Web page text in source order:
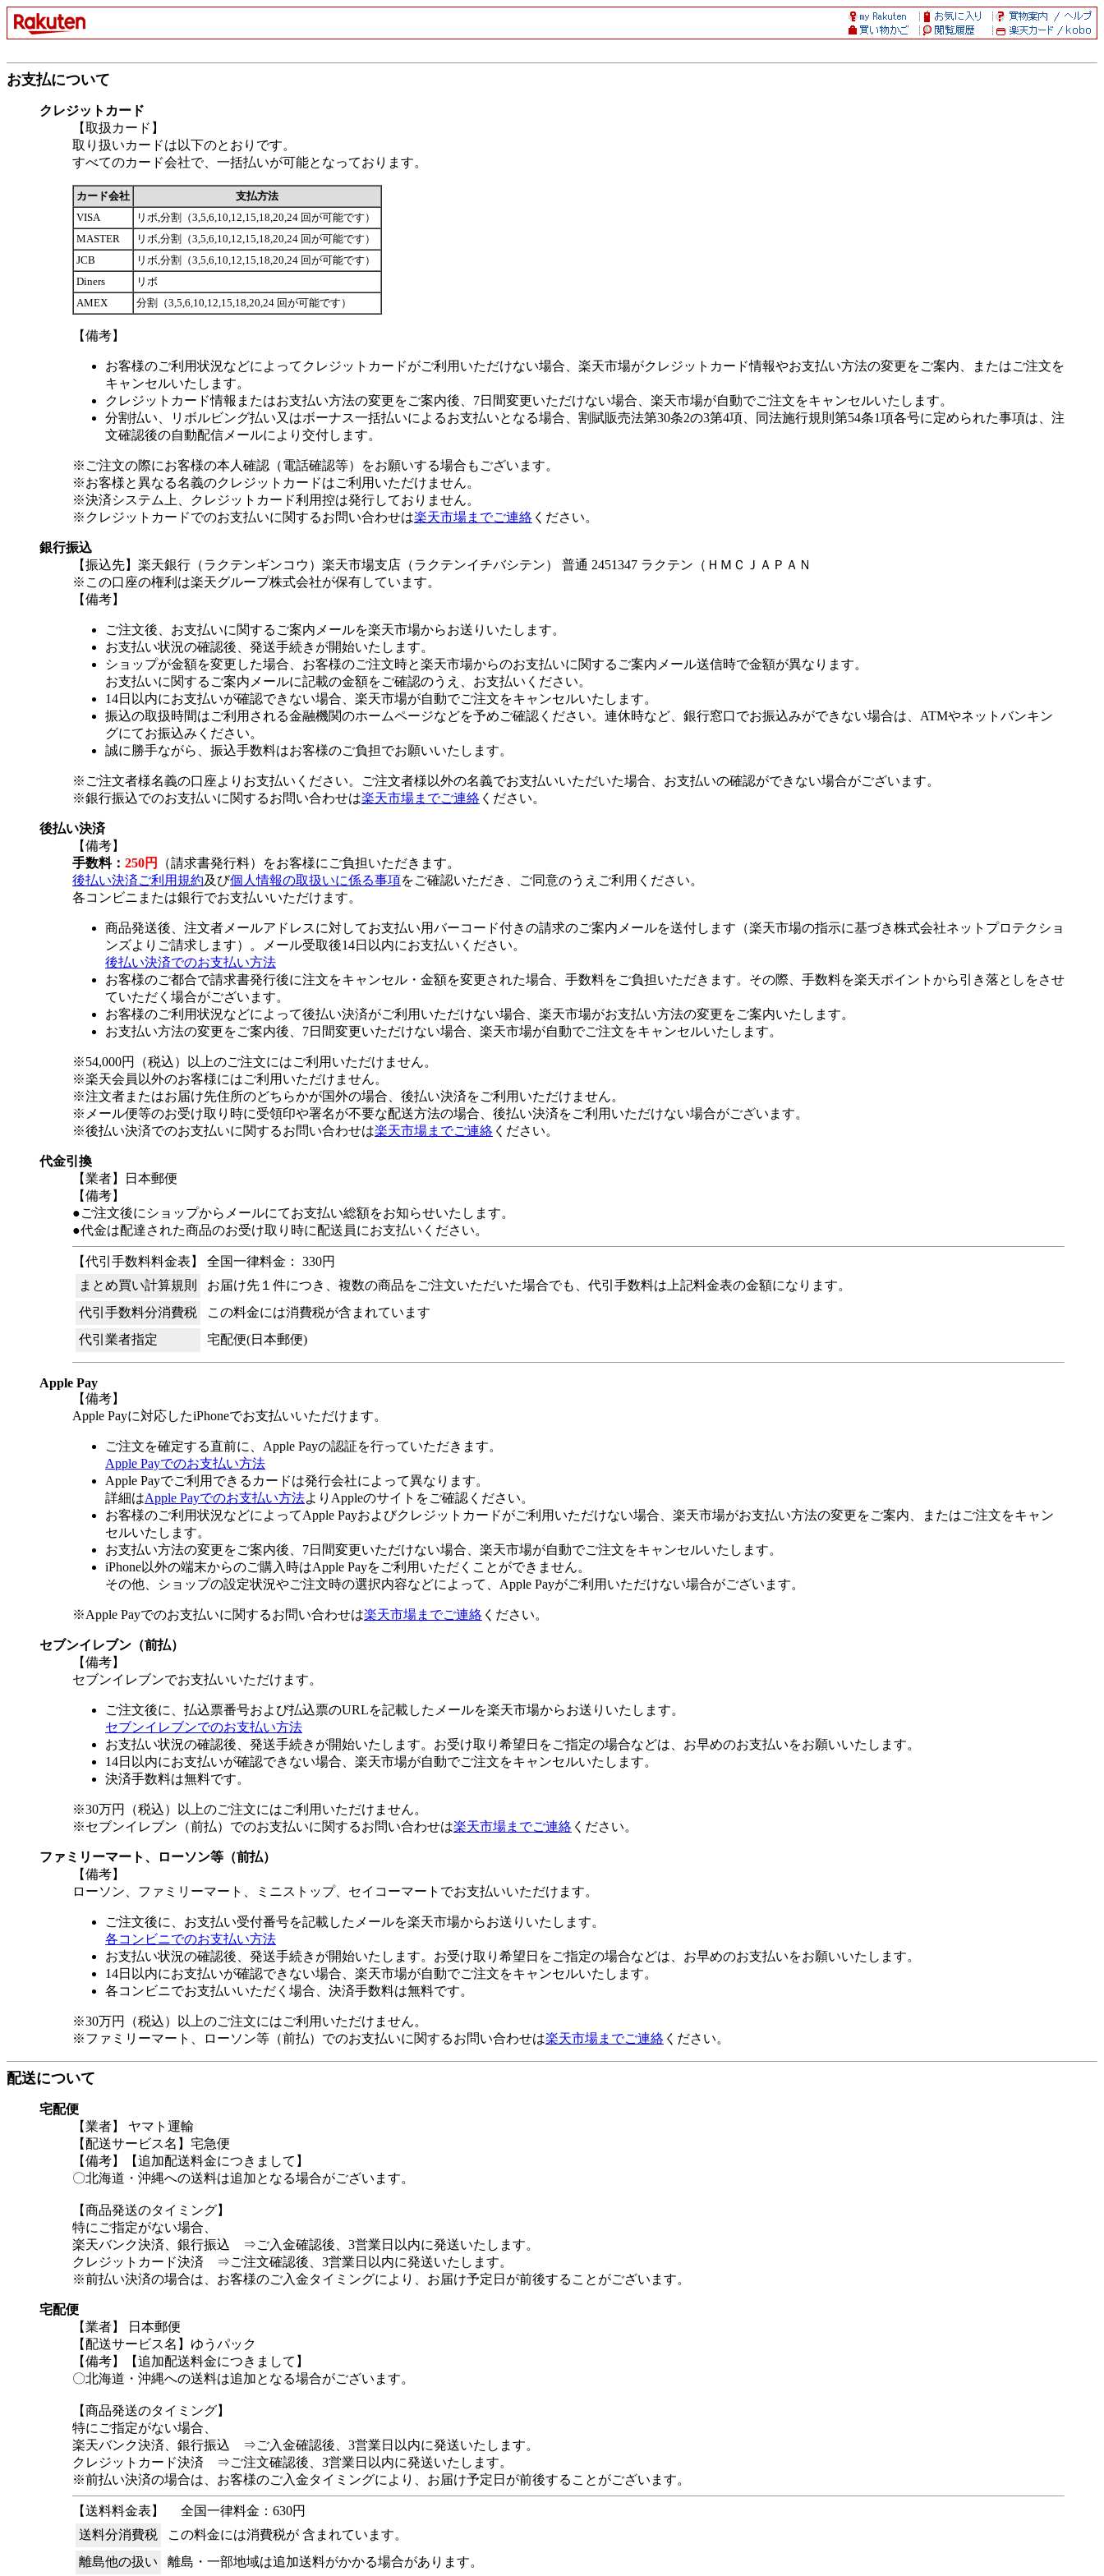
お支払について
クレジットカード
【取扱カード】
取り扱いカードは以下のとおりです。
すべてのカード会社で、一括払いが可能となっております。
カード会社
支払方法
VISA
リボ,分割（3,5,6,10,12,15,18,20,24 回が可能です）
MASTER
リボ,分割（3,5,6,10,12,15,18,20,24 回が可能です）
JCB
リボ,分割（3,5,6,10,12,15,18,20,24 回が可能です）
Diners
リボ
AMEX
分割（3,5,6,10,12,15,18,20,24 回が可能です）
【備考】
お客様のご利用状況などによってクレジットカードがご利用いただけない場合、楽天市場がクレジットカード情報やお支払い方法の変更をご案内、またはご注文を
キャンセルいたします。
クレジットカード情報またはお支払い方法の変更をご案内後、7日間変更いただけない場合、楽天市場が自動でご注文をキャンセルいたします。
分割払い、リボルビング払い又はボーナス一括払いによるお支払いとなる場合、割賦販売法第30条2の3第4項、同法施行規則第54条1項各号に定められた事項は、注
文確認後の自動配信メールにより交付します。
※ご注文の際にお客様の本人確認（電話確認等）をお願いする場合もございます。
※お客様と異なる名義のクレジットカードはご利用いただけません。
※決済システム上、クレジットカード利用控は発行しておりません。
※クレジットカードでのお支払いに関するお問い合わせは楽天市場までご連絡 ください。
銀行振込
【振込先】楽天銀行（ラクテンギンコウ）楽天市場支店（ラクテンイチバシテン） 普通 2451347 ラクテン（ＨＭＣＪＡＰＡＮ
※この口座の権利は楽天グループ株式会社が保有しています。
【備考】
ご注文後、お支払いに関するご案内メールを楽天市場からお送りいたします。
お支払い状況の確認後、発送手続きが開始いたします。
ショップが金額を変更した場合、お客様のご注文時と楽天市場からのお支払いに関するご案内メール送信時で金額が異なります。
お支払いに関するご案内メールに記載の金額をご確認のうえ、お支払いください。
14日以内にお支払いが確認できない場合、楽天市場が自動でご注文をキャンセルいたします。
振込の取扱時間はご利用される金融機関のホームページなどを予めご確認ください。連休時など、銀行窓口でお振込みができない場合は、ATMやネットバンキン
グにてお振込みください。
誠に勝手ながら、振込手数料はお客様のご負担でお願いいたします。
※ご注文者様名義の口座よりお支払いください。ご注文者様以外の名義でお支払いいただいた場合、お支払いの確認ができない場合がございます。
※銀行振込でのお支払いに関するお問い合わせは楽天市場までご連絡 ください。
後払い決済
【備考】
手数料： 250円
（請求書発行料）をお客様にご負担いただきます。
後払い決済ご利用規約及び個人情報の取扱いに係る事項をご確認いただき、ご同意のうえご利用ください。
各コンビニまたは銀行でお支払いいただけます。
商品発送後、注文者メールアドレスに対してお支払い用バーコード付きの請求のご案内メールを送付します（楽天市場の指示に基づき株式会社ネットプロテクショ
ンズよりご請求します）。メール受取後14日以内にお支払いください。
後払い決済でのお支払い方法
お客様のご都合で請求書発行後に注文をキャンセル・金額を変更された場合、手数料をご負担いただきます。その際、手数料を楽天ポイントから引き落としをさせ
ていただく場合がございます。
お客様のご利用状況などによって後払い決済がご利用いただけない場合、楽天市場がお支払い方法の変更をご案内いたします。
お支払い方法の変更をご案内後、7日間変更いただけない場合、楽天市場が自動でご注文をキャンセルいたします。
※54,000円（税込）以上のご注文にはご利用いただけません。
※楽天会員以外のお客様にはご利用いただけません。
※注文者またはお届け先住所のどちらかが国外の場合、後払い決済をご利用いただけません。
※メール便等のお受け取り時に受領印や署名が不要な配送方法の場合、後払い決済をご利用いただけない場合がございます。
※後払い決済でのお支払いに関するお問い合わせは楽天市場までご連絡 ください。
代金引換
【業者】日本郵便
【備考】
●ご注文後にショップからメールにてお支払い総額をお知らせいたします。
●代金は配達された商品のお受け取り時に配送員にお支払いください。
【代引手数料料金表】 全国一律料金： 330円
まとめ買い計算規則
お届け先１件につき、複数の商品をご注文いただいた場合でも、代引手数料は上記料金表の金額になります。
代引手数料分消費税
この料金には消費税が含まれています
代引業者指定
宅配便(日本郵便)
Apple Pay
【備考】
Apple Payに対応したiPhoneでお支払いいただけます。
ご注文を確定する直前に、Apple Payの認証を行っていただきます。
Apple Payでのお支払い方法
Apple Payでご利用できるカードは発行会社によって異なります。
詳細はApple Payでのお支払い方法よりAppleのサイトをご確認ください。
お客様のご利用状況などによってApple Payおよびクレジットカードがご利用いただけない場合、楽天市場がお支払い方法の変更をご案内、またはご注文をキャン
セルいたします。
お支払い方法の変更をご案内後、7日間変更いただけない場合、楽天市場が自動でご注文をキャンセルいたします。
iPhone以外の端末からのご購入時はApple Payをご利用いただくことができません。
その他、ショップの設定状況やご注文時の選択内容などによって、Apple Payがご利用いただけない場合がございます。
※Apple Payでのお支払いに関するお問い合わせは楽天市場までご連絡 ください。
セブンイレブン（前払）
【備考】
セブンイレブンでお支払いいただけます。
ご注文後に、払込票番号および払込票のURLを記載したメールを楽天市場からお送りいたします。
セブンイレブンでのお支払い方法
お支払い状況の確認後、発送手続きが開始いたします。お受け取り希望日をご指定の場合などは、お早めのお支払いをお願いいたします。
14日以内にお支払いが確認できない場合、楽天市場が自動でご注文をキャンセルいたします。
決済手数料は無料です。
※30万円（税込）以上のご注文にはご利用いただけません。
※セブンイレブン（前払）でのお支払いに関するお問い合わせは楽天市場までご連絡 ください。
ファミリーマート、ローソン等（前払）
【備考】
ローソン、ファミリーマート、ミニストップ、セイコーマートでお支払いいただけます。
ご注文後に、お支払い受付番号を記載したメールを楽天市場からお送りいたします。
各コンビニでのお支払い方法
お支払い状況の確認後、発送手続きが開始いたします。お受け取り希望日をご指定の場合などは、お早めのお支払いをお願いいたします。
14日以内にお支払いが確認できない場合、楽天市場が自動でご注文をキャンセルいたします。
各コンビニでお支払いいただく場合、決済手数料は無料です。
※30万円（税込）以上のご注文にはご利用いただけません。
※ファミリーマート、ローソン等（前払）でのお支払いに関するお問い合わせは楽天市場までご連絡 ください。
配送について
宅配便
【業者】 ヤマト運輸
【配送サービス名】宅急便
【備考】【追加配送料金につきまして】
〇北海道・沖縄への送料は追加となる場合がございます。
【商品発送のタイミング】
特にご指定がない場合、
楽天バンク決済、銀行振込 ⇒ご入金確認後、3営業日以内に発送いたします。
クレジットカード決済 ⇒ご注文確認後、3営業日以内に発送いたします。
※前払い決済の場合は、お客様のご入金タイミングにより、お届け予定日が前後することがございます。
宅配便
【業者】 日本郵便
【配送サービス名】ゆうパック
【備考】【追加配送料金につきまして】
〇北海道・沖縄への送料は追加となる場合がございます。
【商品発送のタイミング】
特にご指定がない場合、
楽天バンク決済、銀行振込 ⇒ご入金確認後、3営業日以内に発送いたします。
クレジットカード決済 ⇒ご注文確認後、3営業日以内に発送いたします。
※前払い決済の場合は、お客様のご入金タイミングにより、お届け予定日が前後することがございます。
【送料料金表】
全国一律料金：630円
送料分消費税
この料金には消費税が 含まれています。
離島他の扱い
離島・一部地域は追加送料がかかる場合があります。